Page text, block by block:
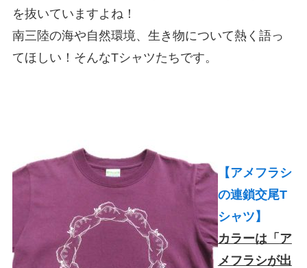
を抜いていますよね！
南三陸の海や自然環境、生き物について熱く語っ
てほしい！そんなTシャツたちです。
【アメフラシ
の連鎖交尾T
シャツ】
カラーは「 ア
メフラシが出